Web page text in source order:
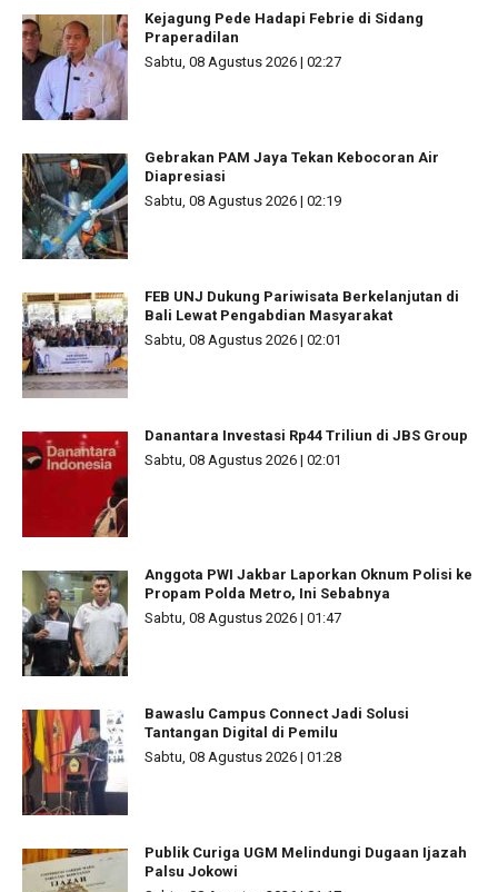
Kejagung Pede Hadapi Febrie di Sidang
Praperadilan
Sabtu, 08 Agustus 2026 | 02:27
Gebrakan PAM Jaya Tekan Kebocoran Air
Diapresiasi
Sabtu, 08 Agustus 2026 | 02:19
FEB UNJ Dukung Pariwisata Berkelanjutan di
Bali Lewat Pengabdian Masyarakat
Sabtu, 08 Agustus 2026 | 02:01
Danantara Investasi Rp44 Triliun di JBS Group
Sabtu, 08 Agustus 2026 | 02:01
Anggota PWI Jakbar Laporkan Oknum Polisi ke
Propam Polda Metro, Ini Sebabnya
Sabtu, 08 Agustus 2026 | 01:47
Bawaslu Campus Connect Jadi Solusi
Tantangan Digital di Pemilu
Sabtu, 08 Agustus 2026 | 01:28
Publik Curiga UGM Melindungi Dugaan Ijazah
Palsu Jokowi